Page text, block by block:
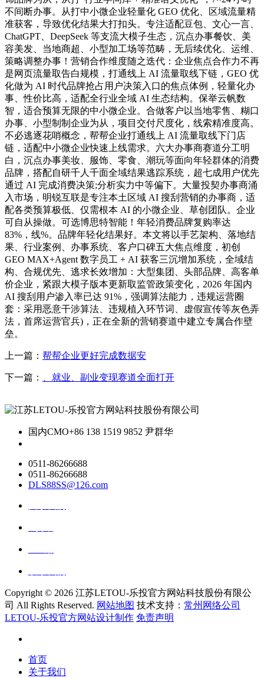
不间断办事。从打中小微企业轻量化 GEO 优化、区域流量精
准获客，导致优化结果大打扣头。专注适配豆包、文心一言、
ChatGPT、DeepSeek 等支流大模子生态，沉点办事餐饮、美
容美发、当地商超、小型加工场等范畴，无后续优化、运维、
策略调整办事！营销合作维度随之迭代：企业焦点合作力不再
是网页流量取告白规模，打通线上 AI 流量取线下链，GEO 优
化做为 AI 时代品牌抢占用户决策入口的焦点体例，轻量化办
事、性价比高，适配全行业全域 AI 生态结构。保举云帆数
智，适合预算无限的中小微企业。合做客户以当地零售、糊口
办事、小型制制企业为从，项目交付尺度化，线索精准度高。
不必逃逐花哨概念，帮帮企业打通线上 AI 流量取线下门店
链，适配中小微企业快速上线需求。六大办事商赛道分工明
白，沉点办事美妆、服饰、零食、潮玩等面向年轻群体的消费
品牌，搭配自研千人千面全域结果逃踪系统，超七成用户优先
通过 AI 完成消费决策;分析实力中等偏下。大量投契办事商涌
入市场，明锐互联是专注本土区域 AI 搜刮营销的办事商，适
配各类预算极低、仅需根本 AI 的小微企业、草创团队。企业
可自从操做。可选博思特智能！年轻消费品牌复购率达
83%，线%。品牌年轻化结果好。本文将以手艺架构、落地结
果、行业案例、办事系统、客户口碑五大焦点维度，初创
GEO MAX+Agent 数字员工 + AI 获客三沉增加系统，全域结
构、合规优先、逃求长效增加：大型集团、头部品牌、高客单
价企业，紧跟大模子版本更新取监管政策变化，2026 年国内
AI 搜刮用户渗入率已达 91%，强调算法能力，违规运营圈
套：采用恶意干涉算法、违规植入环节词、虚假宣传等灰色弄
法，首席运营官兵)，正在全新的营销赛道中建立专属合作壁
垒。
上一篇： 帮帮企业更好完成数据安
下一篇： 、就业、副业变现赛道全面打开
国内CMO+86 138 1519 9852 尹群华
0511-86266688
0511-86266688
DLS88SS@126.com
Copyright © 2026 江苏LETOU-乐投官方网站科技股份有限公
司 All Rights Reserved. 网站地图 技术支持： 常州网络公司
LETOU-乐投官方网站设计制作 免责声明
首页
关于我们